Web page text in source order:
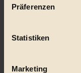
Ihr Gerät
Erfahren Sie mehr
Präferenzen
Statistiken
Marketing
Essen